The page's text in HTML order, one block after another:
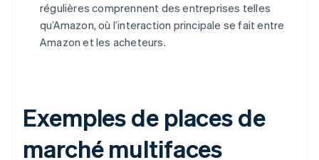
régulières comprennent des entreprises telles
qu’Amazon, où l’interaction principale se fait entre
Amazon et les acheteurs.
Exemples de places de
marché multifaces